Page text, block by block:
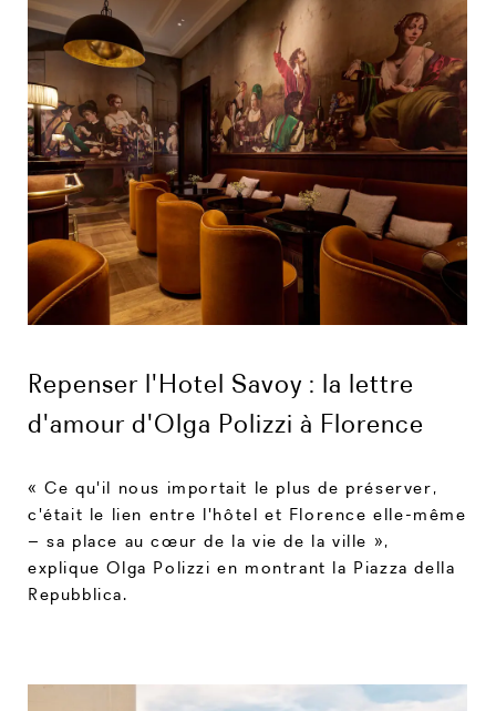
Repenser l'Hotel Savoy : la lettre
d'amour d'Olga Polizzi à Florence
« Ce qu'il nous importait le plus de préserver,
c'était le lien entre l'hôtel et Florence elle-même
– sa place au cœur de la vie de la ville »,
explique Olga Polizzi en montrant la Piazza della
Repubblica.